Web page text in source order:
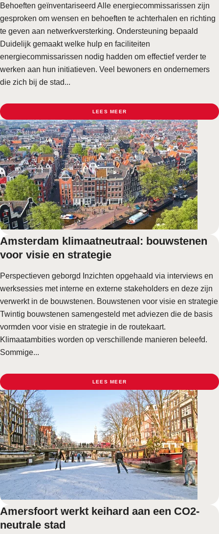
Behoeften geïnventariseerd Alle energiecommissarissen zijn
gesproken om wensen en behoeften te achterhalen en richting
te geven aan netwerkversterking. Ondersteuning bepaald
Duidelijk gemaakt welke hulp en faciliteiten
energiecommissarissen nodig hadden om effectief verder te
werken aan hun initiatieven. Veel bewoners en ondernemers
die zich bij de stad...
LEES MEER
Amsterdam klimaatneutraal: bouwstenen
voor visie en strategie
Perspectieven geborgd Inzichten opgehaald via interviews en
werksessies met interne en externe stakeholders en deze zijn
verwerkt in de bouwstenen. Bouwstenen voor visie en strategie
Twintig bouwstenen samengesteld met adviezen die de basis
vormden voor visie en strategie in de routekaart.
Klimaatambities worden op verschillende manieren beleefd.
Sommige...
LEES MEER
Amersfoort werkt keihard aan een CO2-
neutrale stad